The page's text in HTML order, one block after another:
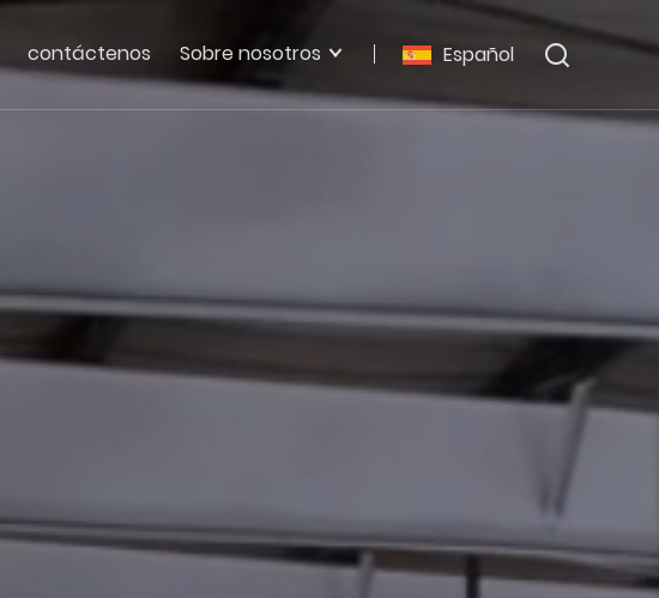
Español
contáctenos Sobre nosotros